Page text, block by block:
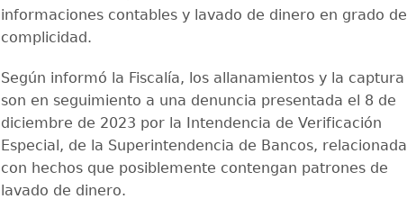
informaciones contables y lavado de dinero en grado de
complicidad.
Según informó la Fiscalía, los allanamientos y la captura
son en seguimiento a una denuncia presentada el 8 de
diciembre de 2023 por la Intendencia de Verificación
Especial, de la Superintendencia de Bancos, relacionada
con hechos que posiblemente contengan patrones de
lavado de dinero.